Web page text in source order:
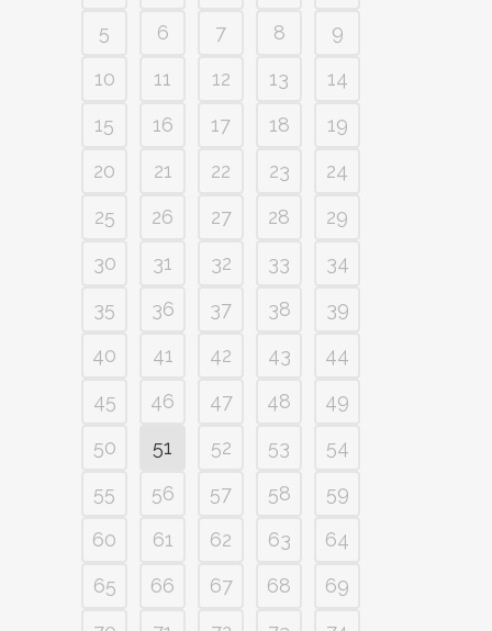
5
6 7 8
9
10
11 12 13
14
15
16 17 18
19
20
21 22 23
24
25
26 27 28
29
30
31 32 33
34
35
36 37 38
39
40
41 42 43
44
45
46 47 48
49
50
51 52 53
54
55
56 57 58
59
60
61 62 63
64
65
66 67 68
69